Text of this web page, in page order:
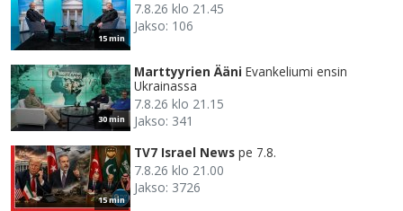
15 min
7.8.26 klo 21.45
Jakso: 106
30 min
Marttyyrien Ääni Evankeliumi ensin
Ukrainassa
7.8.26 klo 21.15
Jakso: 341
15 min
TV7 Israel News pe 7.8.
7.8.26 klo 21.00
Jakso: 3726